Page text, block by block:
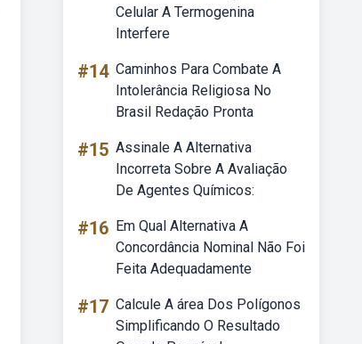
Celular A Termogenina
Interfere
#14 Caminhos Para Combate A
Intolerância Religiosa No
Brasil Redação Pronta
#15 Assinale A Alternativa
Incorreta Sobre A Avaliação
De Agentes Químicos:
#16 Em Qual Alternativa A
Concordância Nominal Não Foi
Feita Adequadamente
#17 Calcule A área Dos Polígonos
Simplificando O Resultado